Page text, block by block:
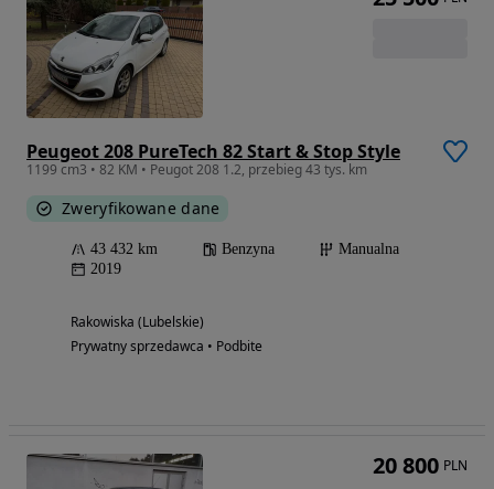
Peugeot 208 PureTech 82 Start & Stop Style
1199 cm3 • 82 KM • Peugot 208 1.2, przebieg 43 tys. km
Zweryfikowane dane
43 432 km Benzyna
Manualna
2019
Rakowiska (Lubelskie)
Prywatny sprzedawca • Podbite
20 800 PLN